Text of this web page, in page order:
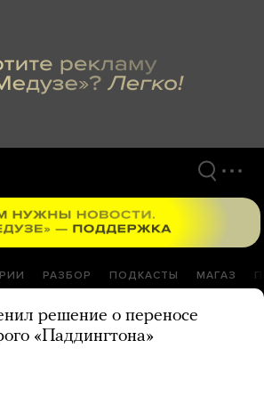
РАЗБОР ПОДКАСТЫ МАГАЗ
решение о переносе
«Паддингтона»